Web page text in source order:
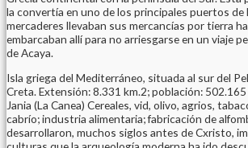
la convertía en uno de los principales puertos de
mercaderes llevaban sus mercancías por tierra
embarcaban allí para no arriesgarse en un viaje
de Acaya.
Isla griega del Mediterráneo, situada al sur del
Creta. Extensión: 8.331 km.2; población:
Jania (La Canea) Cereales, vid, olivo, agrios,
cabrío; industria alimentaria; fabricación de
desarrollaron, muchos siglos antes de Cxristo,